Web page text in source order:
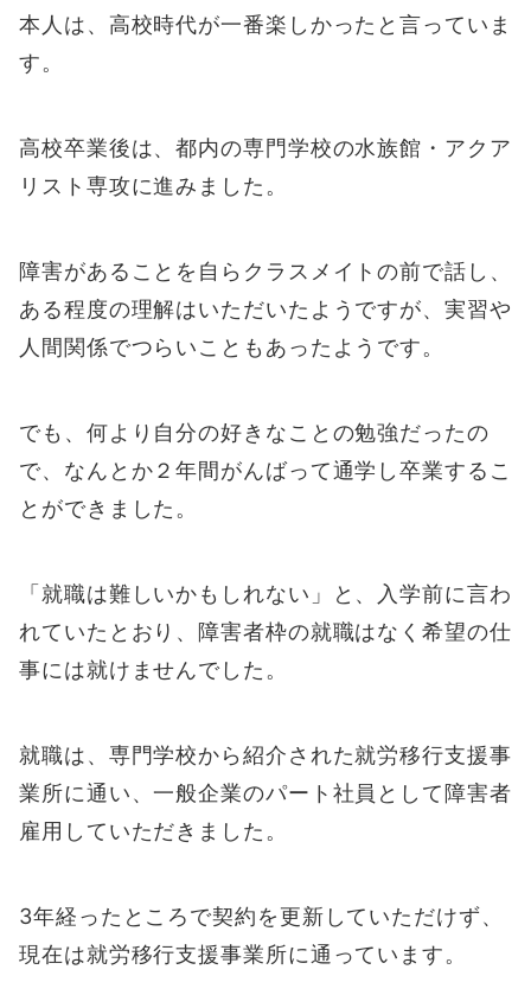
本人は、高校時代が一番楽しかったと言っていま
す。
高校卒業後は、都内の専門学校の水族館・アクア
リスト専攻に進みました。
障害があることを自らクラスメイトの前で話し、
ある程度の理解はいただいたようですが、実習や
人間関係でつらいこともあったようです。
でも、何より自分の好きなことの勉強だったの
で、なんとか２年間がんばって通学し卒業するこ
とができました。
「就職は難しいかもしれない」と、入学前に言わ
れていたとおり、障害者枠の就職はなく希望の仕
事には就けませんでした。
就職は、専門学校から紹介された就労移行支援事
業所に通い、一般企業のパート社員として障害者
雇用していただきました。
3年経ったところで契約を更新していただけず、
現在は就労移行支援事業所に通っています。